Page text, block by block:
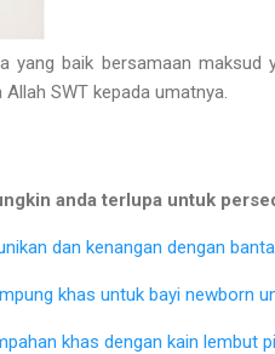
yang baik bersamaan maksud
SWT kepada umatnya.
anda terlupa untuk
dan kenangan dengan
khas untuk bayi newborn
khas dengan kain lembut